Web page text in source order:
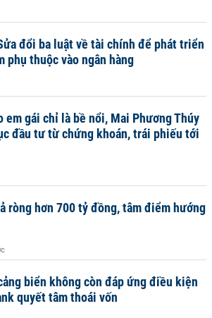
đổi ba luật về tài chính để phát triển
phụ thuộc vào ngân hàng
em gái chỉ là bề nổi, Mai Phương Thúy
đầu tư từ chứng khoán, trái phiếu tới
ròng hơn 700 tỷ đồng, tâm điểm hướng
biển không còn đáp ứng điều kiện
quyết tâm thoái vốn